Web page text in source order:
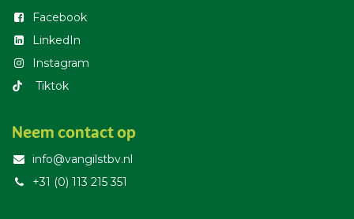
Facebook
LinkedIn
Instagram
T​iktok
Neem contact op
info@vangilstbv.nl
+31 (0) 113 215 351